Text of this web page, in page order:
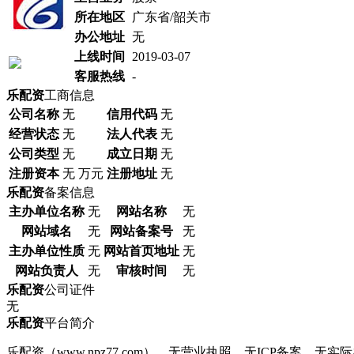
所在地区
广东省/韶关市
办公地址 无
上线时间
2019-03-07
客服热线 -
乐配资工商信息
公司名称 无 信用代码 无
经营状态 无 法人代表 无
公司类型 无 成立日期 无
注册资本 无 万元 注册地址 无
乐配资备案信息
主办单位名称 无 网站名称
无
网站域名
无 网站备案号
无
主办单位性质 无 网站首页地址 无
网站负责人
无 审核时间
无
乐配资公司证件
无
乐配资平台简介